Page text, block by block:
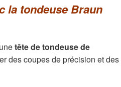
la tondeuse Braun
tête de tondeuse de
des coupes de précision et des